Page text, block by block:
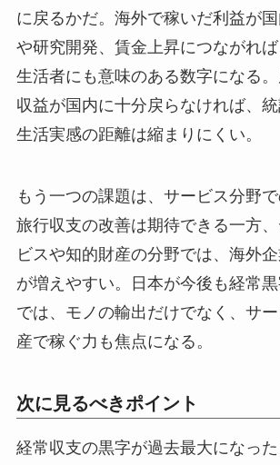
に戻るかだ。海外で稼いだ利益が
や研究開発、賃金上昇につながれ
生活者にも意味のある数字になる
収益が国内に十分戻らなければ、
生活実感の距離は縮まりにくい。
もう一つの課題は、サービス分野で
旅行収支の改善は期待できる一方
ビスや知的財産の分野では、海外
が増えやすい。日本が今後も経常黒
では、モノの輸出だけでなく、サ
産で稼ぐ力も焦点になる。
次に見るべきポイント
経常収支の黒字が過去最大になった